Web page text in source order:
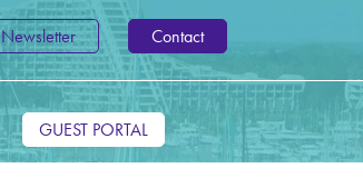
Newsletter Contact
GUEST PORTAL